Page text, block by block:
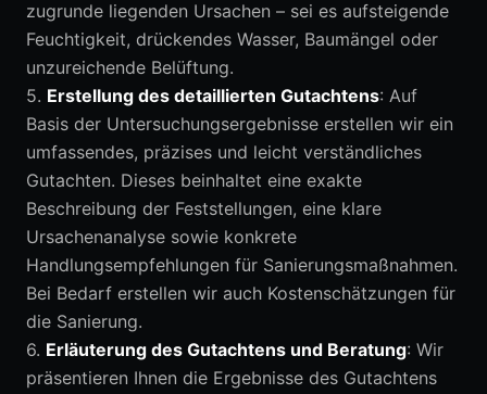
zugrunde liegenden Ursachen – sei es aufsteigende
Feuchtigkeit, drückendes Wasser, Baumängel oder
unzureichende Belüftung.
5. Erstellung des detaillierten Gutachtens: Auf
Basis der Untersuchungsergebnisse erstellen wir ein
umfassendes, präzises und leicht verständliches
Gutachten. Dieses beinhaltet eine exakte
Beschreibung der Feststellungen, eine klare
Ursachenanalyse sowie konkrete
Handlungsempfehlungen für Sanierungsmaßnahmen.
Bei Bedarf erstellen wir auch Kostenschätzungen für
die Sanierung.
6. Erläuterung des Gutachtens und Beratung: Wir
präsentieren Ihnen die Ergebnisse des Gutachtens